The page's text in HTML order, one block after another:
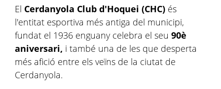
El Cerdanyola Club d'Hoquei (CHC) és
l'entitat esportiva més antiga del municipi,
fundat el 1936 enguany celebra el seu 90è
aniversari, i també una de les que desperta
més afició entre els veïns de la ciutat de
Cerdanyola.